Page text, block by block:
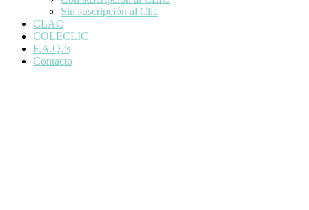
Sin suscripción al Clic
CLAC
COLECLIC
F.A.Q.’s
Contacto